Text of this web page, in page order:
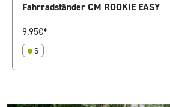
Fahrradständer CM ROOKIE EASY
9,95€*
S